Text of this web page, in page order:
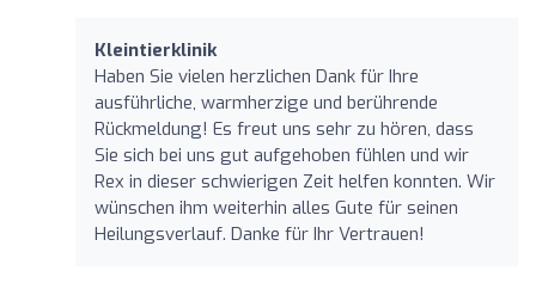
Kleintierklinik
Haben Sie vielen herzlichen Dank für Ihre
ausführliche, warmherzige und berührende
Rückmeldung! Es freut uns sehr zu hören, dass
Sie sich bei uns gut aufgehoben fühlen und wir
Rex in dieser schwierigen Zeit helfen konnten. Wir
wünschen ihm weiterhin alles Gute für seinen
Heilungsverlauf. Danke für Ihr Vertrauen!